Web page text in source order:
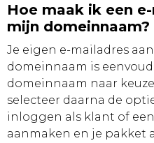
Hoe maak ik een
mijn domeinnaam?
Je eigen e-mailadres
domeinnaam is
domeinnaam naar
selecteer daarna de
inloggen als klant of
aanmaken en je pakket